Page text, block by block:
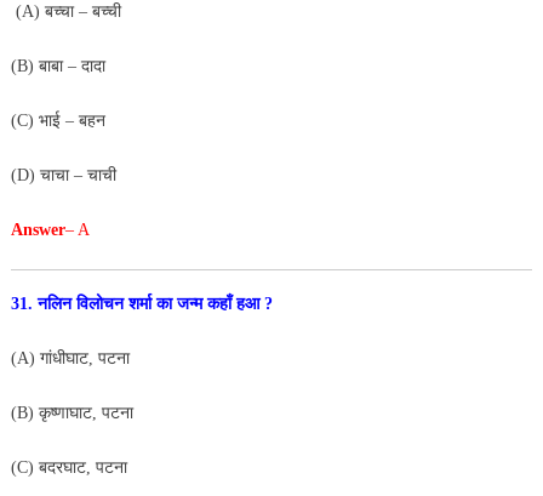
(A) बच्चा – बच्ची
(B) बाबा – दादा
(C) भाई – बहन
(D) चाचा – चाची
Answer– A
31. नलिन विलोचन शर्मा का जन्म कहाँ हआ ?
(A) गांधीघाट, पटना
(B) कृष्णाघाट, पटना
(C) बदरघाट, पटना